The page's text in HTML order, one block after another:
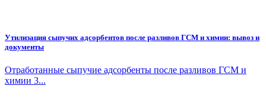
Утилизация сыпучих адсорбентов после разливов ГСМ и химии: вывоз и
документы
Отработанные сыпучие адсорбенты после разливов ГСМ и
химии 3...